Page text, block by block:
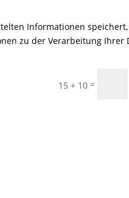
Informationen
zu der Verarbeitung Ihrer
15 + 10=